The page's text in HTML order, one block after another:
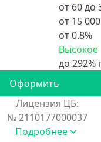
от 60 до
от 0.8%
Высокое
Оформить
Лицензия ЦБ:
№ 2110177000037
Подробнее